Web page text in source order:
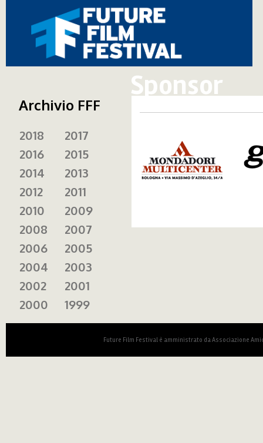
Sponsor
mondadori.png
Archivio FFF
2018
2017
2016
2015
2014
2013
2012
2011
2010
2009
2008
2007
2006
2005
2004
2003
2002
2001
2000
1999
Future Film Festival è amministrato da Associazione